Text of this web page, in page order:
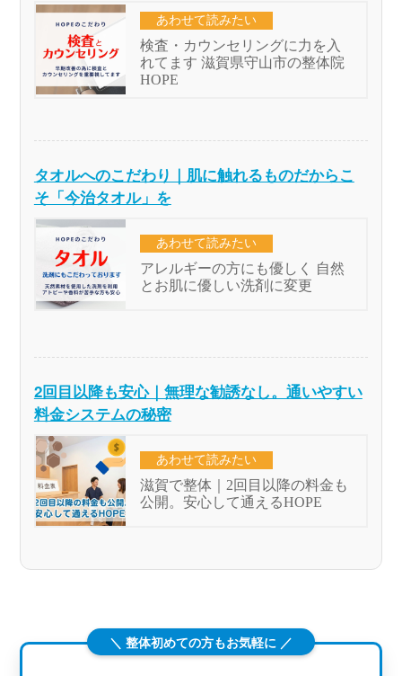
タオルへのこだわり｜肌に触れるものだからこ
そ「今治タオル」を
2回目以降も安心｜無理な勧誘なし。通いやすい
料金システムの秘密
＼ 整体初めての方もお気軽に ／